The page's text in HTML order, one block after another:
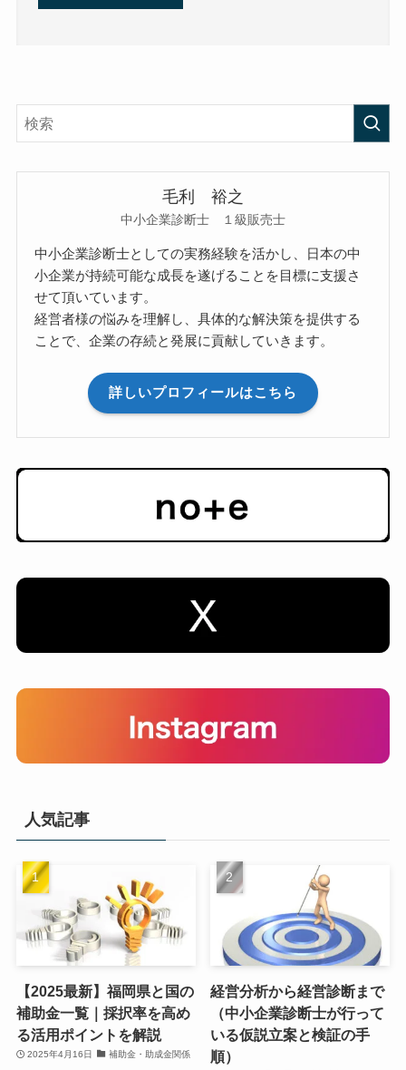
毛利 裕之
中小企業診断士 １級販売士
中小企業診断士としての実務経験を活かし、日本の中
小企業が持続可能な成長を遂げることを目標に支援さ
せて頂いています。
経営者様の悩みを理解し、具体的な解決策を提供する
ことで、企業の存続と発展に貢献していきます。
詳しいプロフィールはこちら
人気記事
【2025最新】福岡県と国の
補助金一覧｜採択率を高め
る活用ポイントを解説
2025年4月16日 補助金・助成金関係
経営分析から経営診断まで
（中小企業診断士が行って
いる仮説立案と検証の手
順）